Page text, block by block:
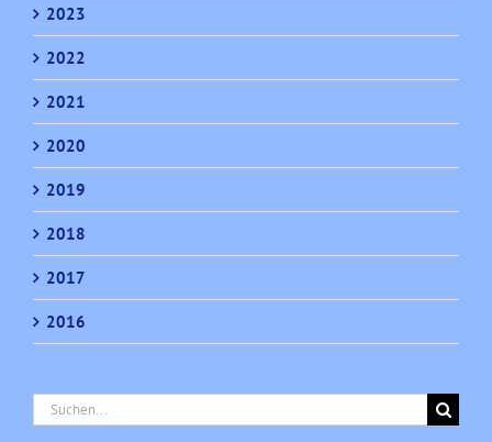
2023
2022
2021
2020
2019
2018
2017
2016
Suche
nach: